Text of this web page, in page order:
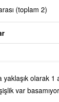
(toplam 2)
olarak 1
var